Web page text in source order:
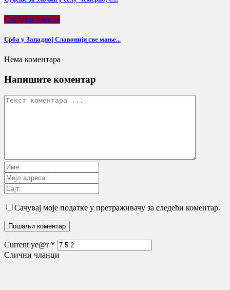
Следећи чланак
Срба у Западној Славонији све мање...
Нема коментара
Напишите коментар
Сачувај моје податке у претраживачу за следећи коментар.
Current ye@r *
Слични чланци